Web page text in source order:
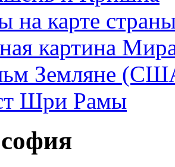
на карте
картина
Земляне
Шри Рамы